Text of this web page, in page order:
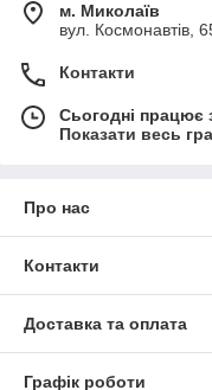
м. Миколаїв
вул. Космонавтів,
Контакти
Сьогодні працює
Показати весь
Про нас
Контакти
Доставка та оплата
Графік роботи